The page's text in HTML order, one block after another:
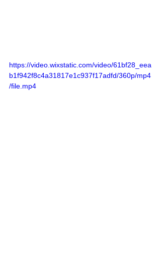
https://video.wixstatic.com/video/61bf28_eea
b1f942f8c4a31817e1c937f17adfd/360p/mp4
/file.mp4